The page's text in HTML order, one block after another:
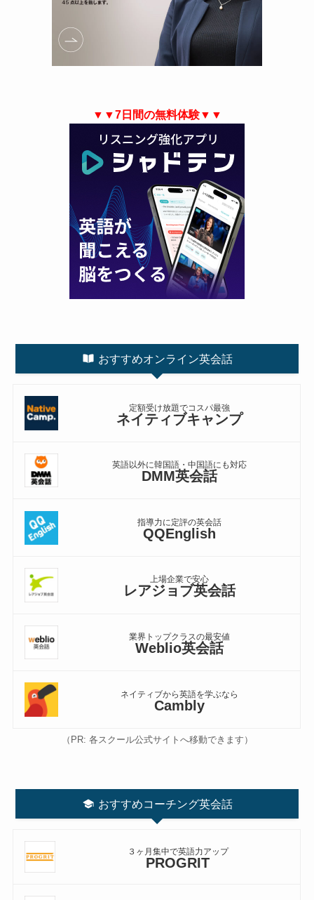
▼▼7日間の無料体験▼▼
おすすめオンライン英会話
定額受け放題でコスパ最強
ネイティブキャンプ
英語以外に韓国語・中国語にも対応
DMM英会話
指導力に定評の英会話
QQEnglish
上場企業で安心
レアジョブ英会話
業界トップクラスの最安値
Weblio英会話
ネイティブから英語を学ぶなら
Cambly
（PR: 各スクール公式サイトへ移動できます）
おすすめコーチング英会話
３ヶ月集中で英語力アップ
PROGRIT